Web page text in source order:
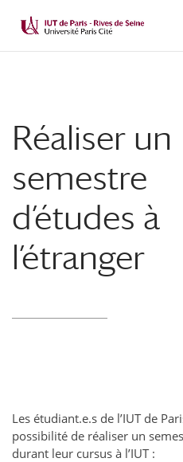
Réaliser un
semestre
d’études à
l’étranger
Les étudiant.e.s de l’IUT de
possibilité de réaliser un
durant leur cursus à l’IUT :